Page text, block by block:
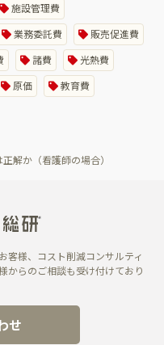
施設管理費
業務委託費
販売促進費
諸費
光熱費
原価 教育費
解か（看護師の場合）
客様、コスト削減コンサルティ
からのご相談も受け付けており
せ